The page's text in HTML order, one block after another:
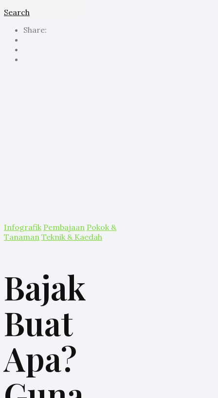
Search
Share:
Infografik Pembajaan Pokok &
Tanaman Teknik & Kaedah
Bajak
Buat
Apa?